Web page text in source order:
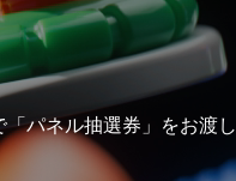
パネル抽選券」をお渡